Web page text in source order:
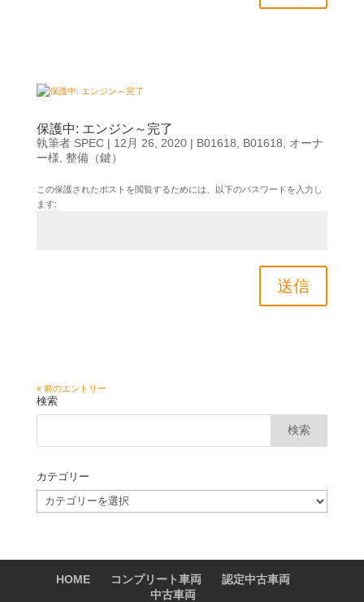
保護中: エンジン～完了
執筆者 SPEC| 12月 26, 2020| B01618 B01618
オーナ
ー様 整備（鍵）
この保護されたポストを閲覧するためには、以下のパスワードを入力し
ます:
送信
« 前のエントリー
検索
カテゴリー
テ
HOME コンプリート車両
認定中古車両
中古車両